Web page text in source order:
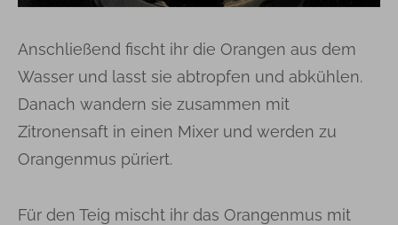
Anschließend fischt ihr die Orangen aus dem
Wasser und lasst sie abtropfen und abkühlen.
Danach wandern sie zusammen mit
Zitronensaft in einen Mixer und werden zu
Orangenmus püriert.
Für den Teig mischt ihr das Orangenmus mit